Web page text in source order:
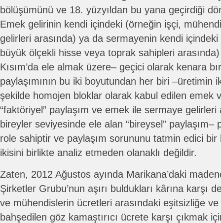
bölüşümünü ve 18. yüzyıldan bu yana geçirdiği
Emek gelirinin kendi içindeki (örneğin işçi,
gelirleri arasında) ya da sermayenin kendi
büyük ölçekli hisse veya toprak sahipleri
Kısım’da ele almak üzere– geçici olarak kenara
paylaşımının bu iki boyutundan her biri –üretimin
şekilde homojen bloklar olarak kabul edilen emek
“faktöriyel” paylaşım ve emek ile sermaye gelirleri
bireyler seviyesinde ele alan “bireysel”
role sahiptir ve paylaşım sorununu tatmin edici
ikisini birlikte analiz etmeden olanaklı değildir.
Zaten, 2012 Ağustos ayında Marikana’daki
Şirketler Grubu’nun aşırı buldukları kârına karşı
ve mühendislerin ücretleri arasındaki eşitsizliğe
bahşedilen göz kamaştırıcı ücrete karşı çıkmak